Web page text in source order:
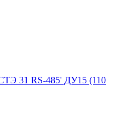
31 RS-485' ДУ15 (110